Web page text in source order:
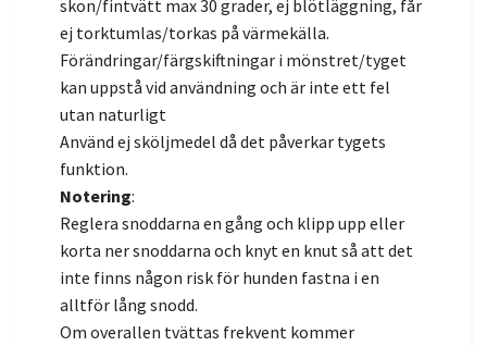
skon/fintvätt max 30 grader, ej blötläggning, får
ej torktumlas/torkas på värmekälla.
Förändringar/färgskiftningar i mönstret/tyget
kan uppstå vid användning och är inte ett fel
utan naturligt
Använd ej sköljmedel då det påverkar tygets
funktion.
Notering:
Reglera snoddarna en gång och klipp upp eller
korta ner snoddarna och knyt en knut så att det
inte finns någon risk för hunden fastna i en
alltför lång snodd.
Om overallen tvättas frekvent kommer